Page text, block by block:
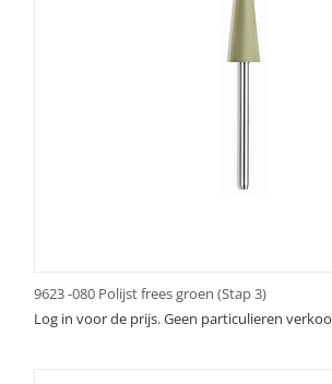
9623 -080 Polijst frees groen (Stap 3)
Log in voor de prijs. Geen particulieren